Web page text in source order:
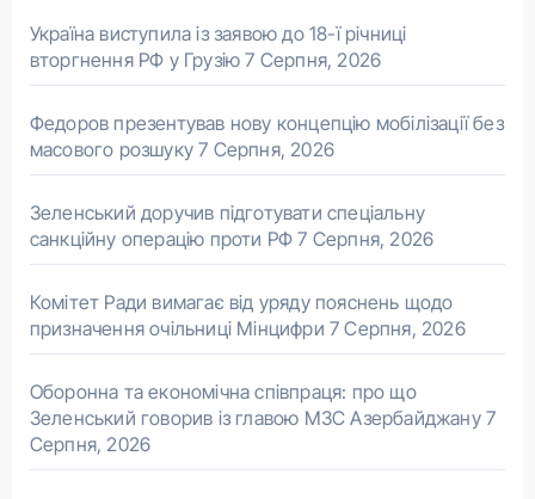
Україна виступила із заявою до 18-ї річниці
вторгнення РФ у Грузію 7 Серпня, 2026
Федоров презентував нову концепцію мобілізації без
масового розшуку 7 Серпня, 2026
Зеленський доручив підготувати спеціальну
санкційну операцію проти РФ 7 Серпня, 2026
Комітет Ради вимагає від уряду пояснень щодо
призначення очільниці Мінцифри 7 Серпня, 2026
Оборонна та економічна співпраця: про що
Зеленський говорив із главою МЗС Азербайджану 7
Серпня, 2026